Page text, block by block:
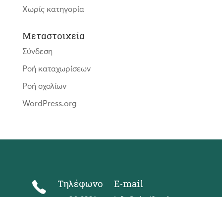
Χωρίς κατηγορία
Μεταστοιχεία
Σύνδεση
Ροή καταχωρίσεων
Ροή σχολίων
WordPress.org
Τηλέφωνο E-mail